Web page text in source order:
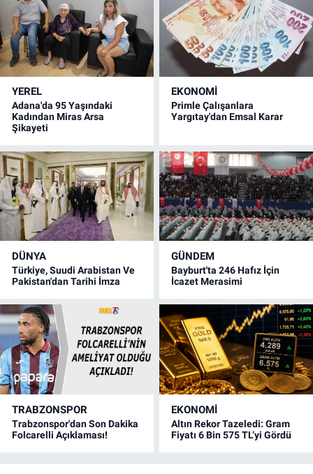
YEREL
Adana'da 95 Yaşındaki
Kadından Miras Arsa
Şikayeti
EKONOMİ
Primle Çalışanlara
Yargıtay'dan Emsal Karar
DÜNYA
Türkiye, Suudi Arabistan Ve
Pakistan'dan Tarihi İmza
GÜNDEM
Bayburt'ta 246 Hafız İçin
İcazet Merasimi
TRABZONSPOR
Trabzonspor'dan Son Dakika
Folcarelli Açıklaması!
EKONOMİ
Altın Rekor Tazeledi: Gram
Fiyatı 6 Bin 575 TL’yi Gördü